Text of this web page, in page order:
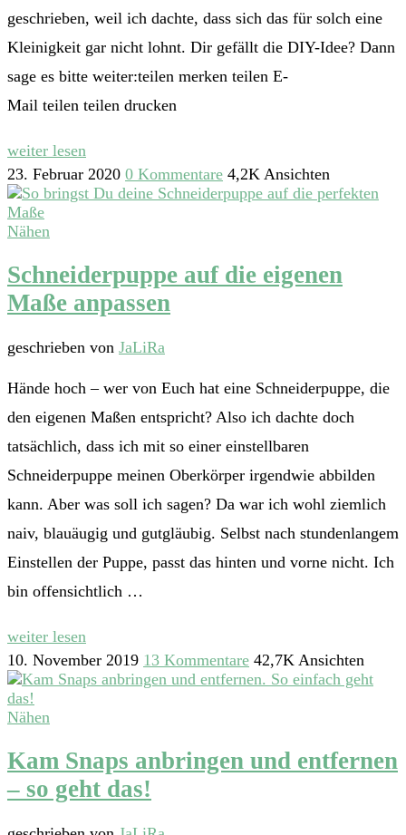
geschrieben, weil ich dachte, dass sich das für solch eine
Kleinigkeit gar nicht lohnt. Dir gefällt die DIY-Idee? Dann
sage es bitte weiter:teilen merken teilen E-
Mail teilen teilen drucken
weiter lesen
23. Februar 2020 0 Kommentare 4,2K Ansichten
Nähen
Schneiderpuppe auf die eigenen
Maße anpassen
geschrieben von JaLiRa
Hände hoch – wer von Euch hat eine Schneiderpuppe, die
den eigenen Maßen entspricht? Also ich dachte doch
tatsächlich, dass ich mit so einer einstellbaren
Schneiderpuppe meinen Oberkörper irgendwie abbilden
kann. Aber was soll ich sagen? Da war ich wohl ziemlich
naiv, blauäugig und gutgläubig. Selbst nach stundenlangem
Einstellen der Puppe, passt das hinten und vorne nicht. Ich
bin offensichtlich …
weiter lesen
10. November 2019 13 Kommentare 42,7K Ansichten
Nähen
Kam Snaps anbringen und entfernen
– so geht das!